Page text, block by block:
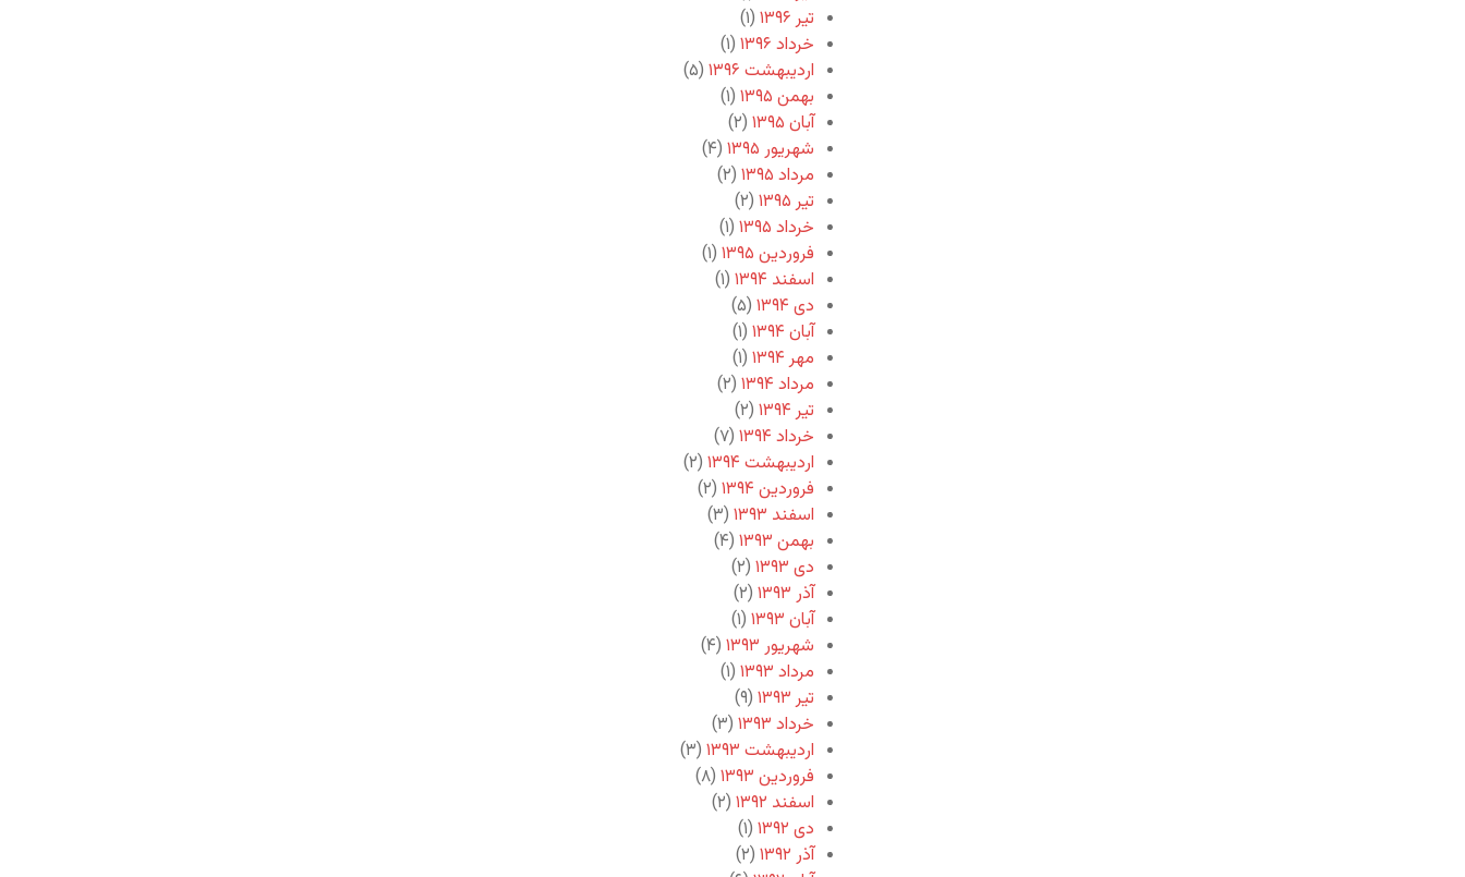
تیر ۱۳۹۶
(۱)
خرداد ۱۳۹۶
(۱)
اردیبهشت ۱۳۹۶
(۵)
بهمن ۱۳۹۵
(۱)
آبان ۱۳۹۵
(۲)
شهریور ۱۳۹۵
(۴)
مرداد ۱۳۹۵
(۲)
تیر ۱۳۹۵
(۲)
خرداد ۱۳۹۵
(۱)
فروردین ۱۳۹۵
(۱)
اسفند ۱۳۹۴
(۱)
دی ۱۳۹۴
(۵)
آبان ۱۳۹۴
(۱)
مهر ۱۳۹۴
(۱)
مرداد ۱۳۹۴
(۲)
تیر ۱۳۹۴
(۲)
خرداد ۱۳۹۴
(۷)
اردیبهشت ۱۳۹۴
(۲)
فروردین ۱۳۹۴
(۲)
اسفند ۱۳۹۳
(۳)
بهمن ۱۳۹۳
(۴)
دی ۱۳۹۳
(۲)
آذر ۱۳۹۳
(۲)
آبان ۱۳۹۳
(۱)
شهریور ۱۳۹۳
(۴)
مرداد ۱۳۹۳
(۱)
تیر ۱۳۹۳
(۹)
خرداد ۱۳۹۳
(۳)
اردیبهشت ۱۳۹۳
(۳)
فروردین ۱۳۹۳
(۸)
اسفند ۱۳۹۲
(۲)
دی ۱۳۹۲
(۱)
آذر ۱۳۹۲
(۲)